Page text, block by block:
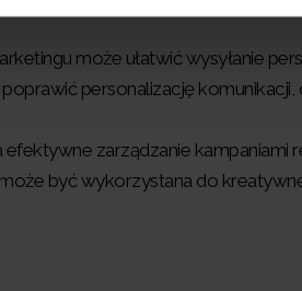
może ułatwić wysyłanie
personalizację
zarządzanie
być wykorzystana do